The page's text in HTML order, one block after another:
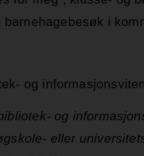
i
og
og
eller